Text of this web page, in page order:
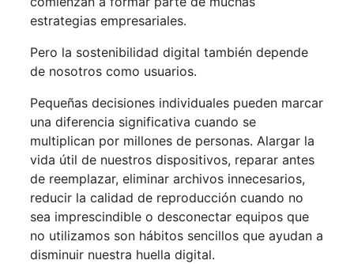
estrategias empresariales.
Pero la sostenibilidad digital también depende
de nosotros como usuarios.
Pequeñas decisiones individuales pueden marcar
una diferencia significativa cuando se
multiplican por millones de personas. Alargar la
vida útil de nuestros dispositivos, reparar antes
de reemplazar, eliminar archivos innecesarios,
reducir la calidad de reproducción cuando no
sea imprescindible o desconectar equipos que
no utilizamos son hábitos sencillos que ayudan a
disminuir nuestra huella digital.